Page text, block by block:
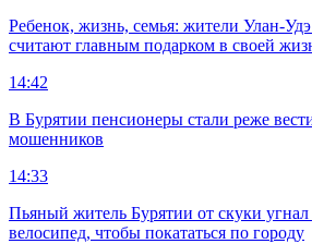
Ребенок, жизнь, семья: жители Улан-Удэ
считают главным подарком в своей
14:42
В Бурятии пенсионеры стали реже
мошенников
14:33
Пьяный житель Бурятии от скуки угнал
велосипед, чтобы покататься по городу